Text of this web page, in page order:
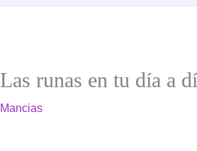
Las runas en tu día a
Mancias